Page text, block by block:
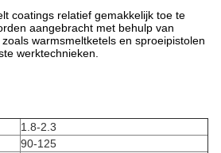
coatings relatief gemakkelijk toe te
aangebracht met behulp van
warmsmeltketels en sproeipistolen
werktechnieken.
1.8-2.3
90-125